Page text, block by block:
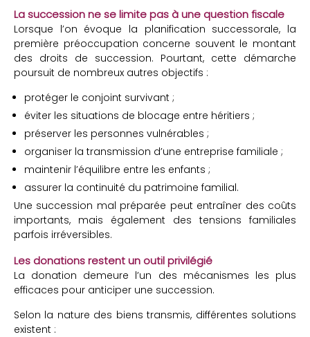
La succession ne se limite pas à une question fiscale
Lorsque l’on évoque la planification successorale, la
première préoccupation concerne souvent le montant
des droits de succession. Pourtant, cette démarche
poursuit de nombreux autres objectifs :
protéger le conjoint survivant ;
éviter les situations de blocage entre héritiers ;
préserver les personnes vulnérables ;
organiser la transmission d’une entreprise familiale ;
maintenir l’équilibre entre les enfants ;
assurer la continuité du patrimoine familial.
Une succession mal préparée peut entraîner des coûts
importants, mais également des tensions familiales
parfois irréversibles.
Les donations restent un outil privilégié
La donation demeure l’un des mécanismes les plus
efficaces pour anticiper une succession.
Selon la nature des biens transmis, différentes solutions
existent :